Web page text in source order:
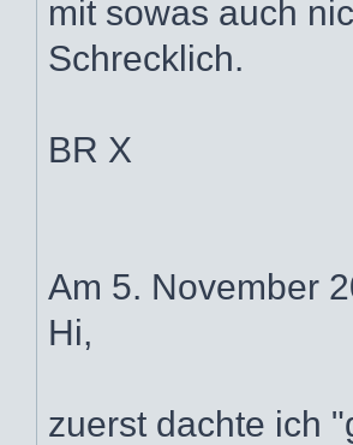
mit sowas auch
Schrecklich.
BR X
Am 5. November
Hi,
zuerst dachte ich